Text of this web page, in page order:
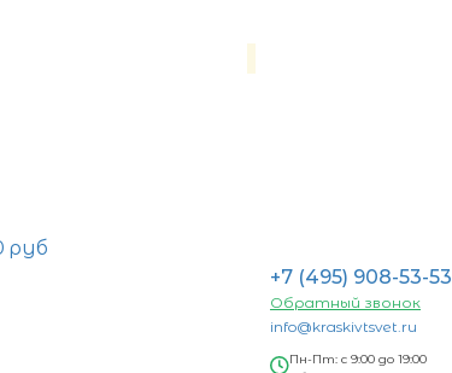
руб
+7 (495) 908-53-53
Обратный звонок
info@kraskivtsvet.ru
Пн-Пт: с 9:00 до 19:00